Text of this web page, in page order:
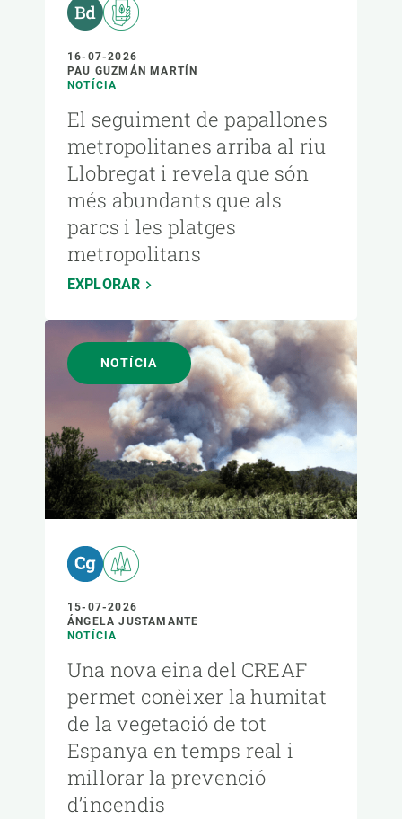
16-07-2026
PAU GUZMÁN MARTÍN
NOTÍCIA
El seguiment de papallones
metropolitanes arriba al riu
Llobregat i revela que són
més abundants que als
parcs i les platges
metropolitans
EXPLORAR
NOTÍCIA
15-07-2026
ÁNGELA JUSTAMANTE
NOTÍCIA
Una nova eina del CREAF
permet conèixer la humitat
de la vegetació de tot
Espanya en temps real i
millorar la prevenció
d’incendis